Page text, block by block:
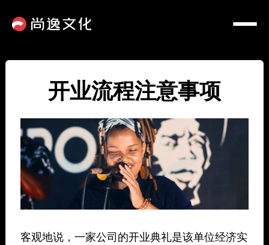
开业流程注意事项
客观地说，一家公司的开业典礼是该单位经济实